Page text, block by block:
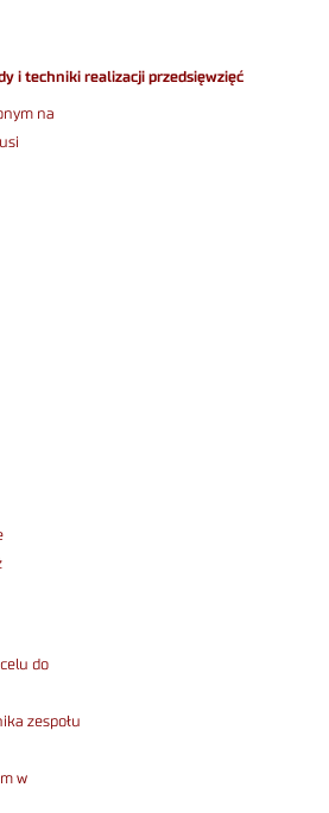
i techniki realizacji przedsięwzięć
na
do
zespołu
w